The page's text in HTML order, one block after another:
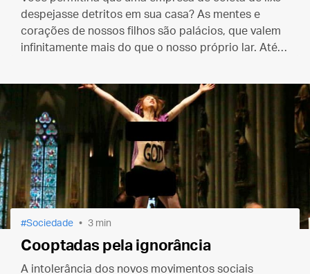
despejasse detritos em sua casa? As mentes e
corações de nossos filhos são palácios, que valem
infinitamente mais do que o nosso próprio lar. Até
Sociedade 3 min
Cooptadas pela ignorância
A intolerância dos novos movimentos sociais